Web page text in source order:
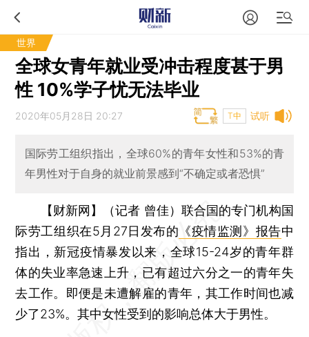
世界
全球女青年就业受冲击程度甚于男
性 10%学子忧无法毕业
试听
2020年05月28日 20:27 T中
国际劳工组织指出，全球60%的青年女性和53%的青
年男性对于自身的就业前景感到“不确定或者恐惧”
【财新网】（记者 曾佳） 联合国的专门机构国
际劳工组织在5月27日发布的 《疫情监测》报告中
指出，新冠疫情暴发以来，全球15-24岁的青年群
体的失业率急速上升，已有超过六分之一的青年失
去工作。即便是未遭解雇的青年，其工作时间也减
少了23%。其中女性受到的影响总体大于男性。